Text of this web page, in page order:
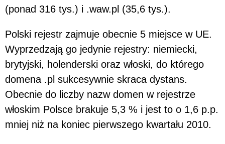
(ponad 316 tys.) i .waw.pl (35,6 tys.).
Polski rejestr zajmuje obecnie 5 miejsce w UE.
Wyprzedzają go jedynie rejestry: niemiecki,
brytyjski, holenderski oraz włoski, do którego
domena .pl sukcesywnie skraca dystans.
Obecnie do liczby nazw domen w rejestrze
włoskim Polsce brakuje 5,3 % i jest to o 1,6 p.p.
mniej niż na koniec pierwszego kwartału 2010.